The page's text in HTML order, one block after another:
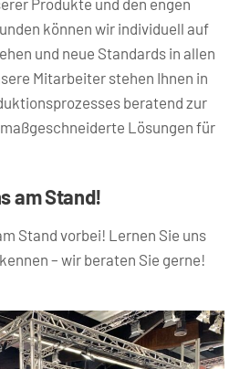
können wir individuell auf
und neue Standards in allen
Mitarbeiter stehen Ihnen in
beratend zur
Lösungen für
am Stand!
Stand vorbei! Lernen Sie uns
– wir beraten Sie gerne!